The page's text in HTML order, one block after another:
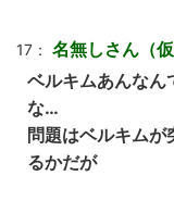
17： 名無しさん（仮
ベルキムあんなん
な…
問題はベルキム
るかだが